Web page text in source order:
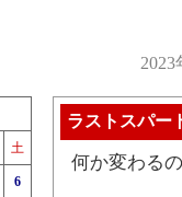
土
6
ラストスパー
何か変わる